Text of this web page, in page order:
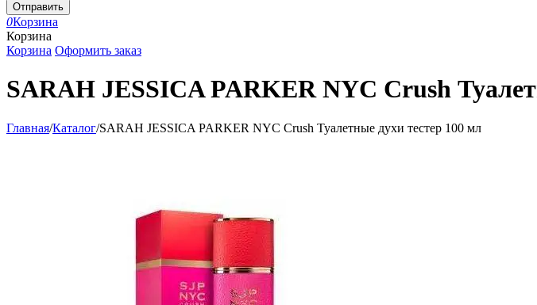
Отправить
0Корзина
Корзина
Корзина Оформить заказ
SARAH JESSICA PARKER NYC Crush
Главная/Каталог/SARAH JESSICA PARKER NYC Crush Туалетные духи тестер 100 мл